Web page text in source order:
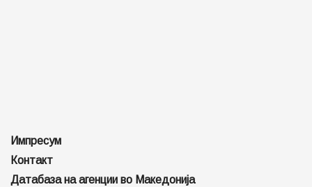
Импресум
Контакт
Датабаза на агенции во Македонија